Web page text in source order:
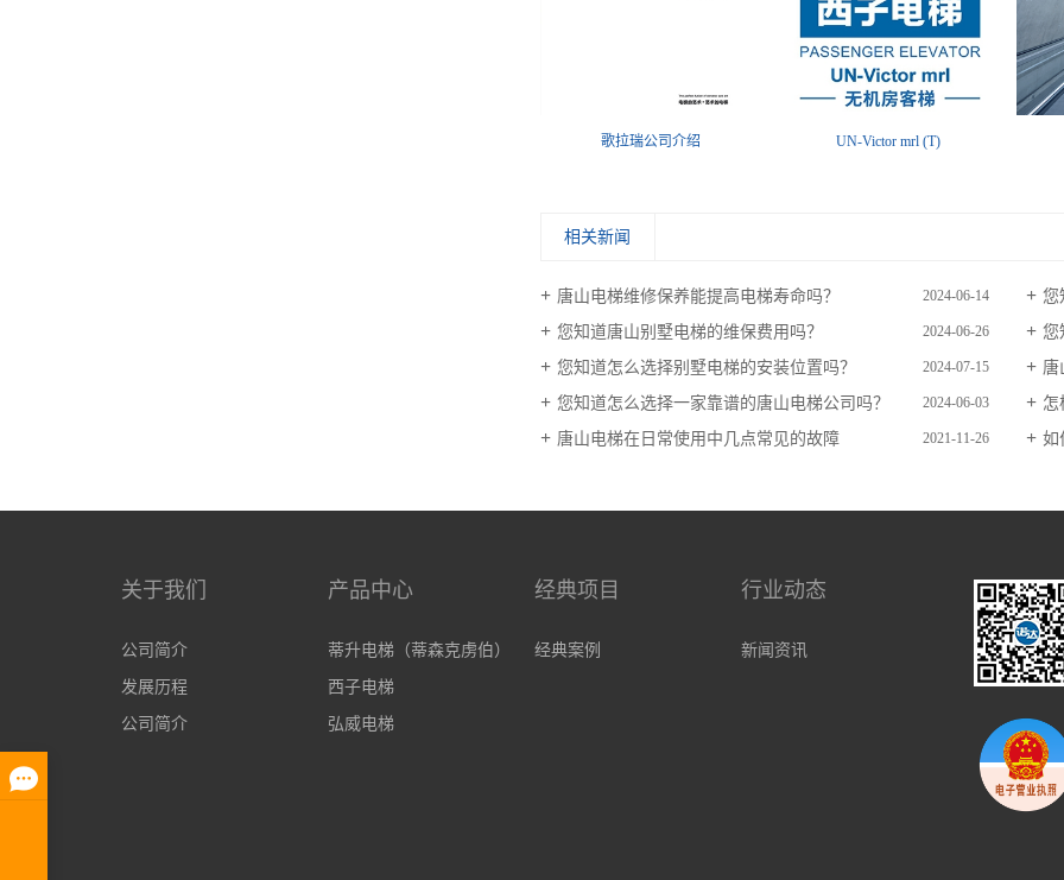
歌拉瑞公司介绍 UN-Victor mrl (T)
相关新闻
唐山电梯维修保养能提高电梯寿命吗？ 2024-06-14
您
您知道唐山别墅电梯的维保费用吗？
2024-06-26
您
您知道怎么选择别墅电梯的安装位置吗？
2024-07-15
唐
您知道怎么选择一家靠谱的唐山电梯公司吗？
2024-06-03
怎
唐山电梯在日常使用中几点常见的故障
2021-11-26 如
关于我们
公司简介
发展历程
公司简介
产品中心
蒂升电梯（蒂森克虏伯）
西子电梯
弘威电梯
经典项目
经典案例
行业动态
新闻资讯